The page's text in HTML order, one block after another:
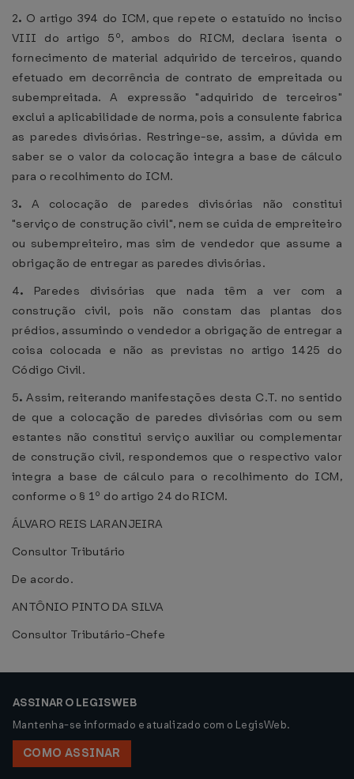
2. O artigo 394 do ICM, que repete o estatuído no inciso
VIII do artigo 5º, ambos do RICM, declara isenta o
fornecimento de material adquirido de terceiros, quando
efetuado em decorrência de contrato de empreitada ou
subempreitada. A expressão "adquirido de terceiros"
exclui a aplicabilidade de norma, pois a consulente fabrica
as paredes divisórias. Restringe-se, assim, a dúvida em
saber se o valor da colocação integra a base de cálculo
para o recolhimento do ICM.
3. A colocação de paredes divisórias não constitui
"serviço de construção civil", nem se cuida de empreiteiro
ou subempreiteiro, mas sim de vendedor que assume a
obrigação de entregar as paredes divisórias.
4. Paredes divisórias que nada têm a ver com a
construção civil, pois não constam das plantas dos
prédios, assumindo o vendedor a obrigação de entregar a
coisa colocada e não as previstas no artigo 1425 do
Código Civil.
5.Assim, reiterando manifestações desta C.T. no sentido
de que a colocação de paredes divisórias com ou sem
estantes não constitui serviço auxiliar ou complementar
de construção civil, respondemos que o respectivo valor
integra a base de cálculo para o recolhimento do ICM,
conforme o § 1º do artigo 24 do RICM.
ÁLVARO REIS LARANJEIRA
Consultor Tributário
De acordo.
ANTÔNIO PINTO DA SILVA
Consultor Tributário-Chefe
ASSINAR O LEGISWEB
Mantenha-se informado e atualizado com o LegisWeb.
COMO ASSINAR